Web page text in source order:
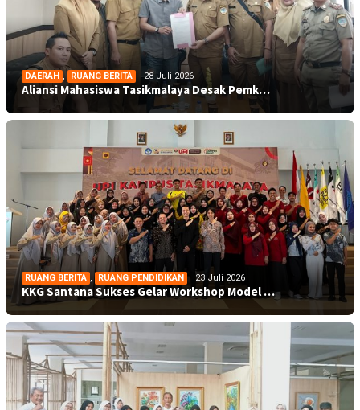
DAERAH , RUANG BERITA 28 Juli 2026
Aliansi Mahasiswa Tasikmalaya Desak Pemk…
RUANG BERITA , RUANG PENDIDIKAN 23 Juli 2026
KKG Santana Sukses Gelar Workshop Model …